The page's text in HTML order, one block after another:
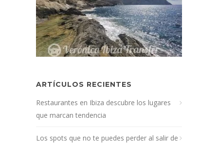
ARTÍCULOS RECIENTES
Restaurantes en Ibiza descubre los lugares
que marcan tendencia
Los spots que no te puedes perder al salir de